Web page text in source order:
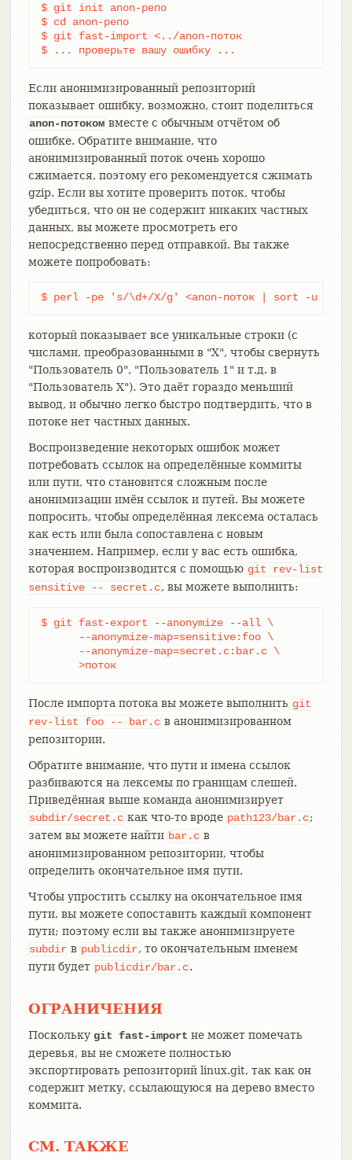
$ git init anon-репо
$ cd anon-репо
$ git fast-import <../anon-поток
$ ... проверьте вашу ошибку ...
Если анонимизированный репозиторий
показывает ошибку, возможно, стоит поделиться
anon-потоком вместе с обычным отчётом об
ошибке. Обратите внимание, что
анонимизированный поток очень хорошо
сжимается, поэтому его рекомендуется сжимать
gzip. Если вы хотите проверить поток, чтобы
убедиться, что он не содержит никаких частных
данных, вы можете просмотреть его
непосредственно перед отправкой. Вы также
можете попробовать:
$ perl -pe 's/\d+/X/g' <anon-поток | sort -u |
который показывает все уникальные строки (с
числами, преобразованными в "X", чтобы свернуть
"Пользователь 0", "Пользователь 1" и т.д. в
"Пользователь X"). Это даёт гораздо меньший
вывод, и обычно легко быстро подтвердить, что в
потоке нет частных данных.
Воспроизведение некоторых ошибок может
потребовать ссылок на определённые коммиты
или пути, что становится сложным после
анонимизации имён ссылок и путей. Вы можете
попросить, чтобы определённая лексема осталась
как есть или была сопоставлена с новым
значением. Например, если у вас есть ошибка,
которая воспроизводится с помощью git
rev-list
sensitive
-- secret.c, вы можете выполнить:
$ git fast-export --anonymize --all \
      --anonymize-map=sensitive:foo \
      --anonymize-map=secret.c:bar.c \
      >поток
После импорта потока вы можете выполнить git
rev-list
foo -- bar.c в анонимизированном
репозитории.
Обратите внимание, что пути и имена ссылок
разбиваются на лексемы по границам слешей.
Приведённая выше команда анонимизирует
subdir/secret.c как что-то вроде path123/bar.c;
затем вы можете найти bar.c в
анонимизированном репозитории, чтобы
определить окончательное имя пути.
Чтобы упростить ссылку на окончательное имя
пути, вы можете сопоставить каждый компонент
пути; поэтому если вы также анонимизируете
subdir в publicdir, то окончательным именем
пути будет publicdir/bar.c.
ОГРАНИЧЕНИЯ
Поскольку git fast-import не может помечать
деревья, вы не сможете полностью
экспортировать репозиторий linux.git, так как он
содержит метку, ссылающуюся на дерево вместо
коммита.
СМ. ТАКЖЕ